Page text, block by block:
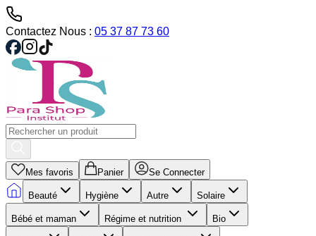
Contactez Nous : 05 37 87 73 60
Mes favoris Panier Se Connecter
Beauté Hygiène Autre Solaire
Bébé et maman Régime et nutrition Bio